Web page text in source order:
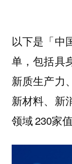
以下是 「
单，包括具
新质生产力
新材料、新
领域 230家